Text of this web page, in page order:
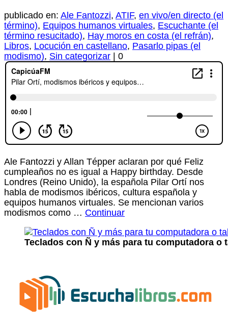
publicado en: Ale Fantozzi, ATIF, en vivo/en directo (el
término), Equipos humanos virtuales, Escuchante (el
término resucitado), Hay moros en costa (el refrán),
Libros, Locución en castellano, Pasarlo pipas (el
modismo), Sin categorizar 0
Ale Fantozzi y Allan Tépper aclaran por qué Feliz
cumpleaños no es igual a Happy birthday. Desde
Londres (Reino Unido), la española Pilar Ortí nos
habla de modismos ibéricos, cultura española y
equipos humanos virtuales. Se mencionan varios
modismos como … Continuar
Teclados con Ñ y más para tu computadora o